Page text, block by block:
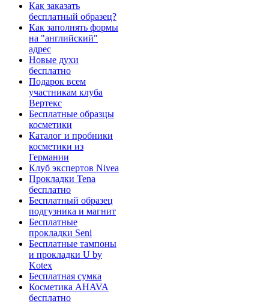
Как заказать
бесплатный образец?
Как заполнять формы
на "английский"
адрес
Новые духи
бесплатно
Подарок всем
участникам клуба
Вертекс
Бесплатные образцы
косметики
Каталог и пробники
косметики из
Германии
Клуб экспертов Nivea
Прокладки Tena
бесплатно
Бесплатный образец
подгузника и магнит
Бесплатные
прокладки Seni
Бесплатные тампоны
и прокладки U by
Kotex
Бесплатная сумка
Косметика AHAVA
бесплатно